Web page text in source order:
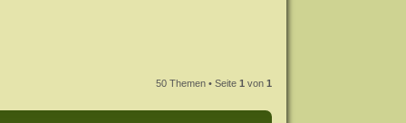
50 Themen • Seite1 von1